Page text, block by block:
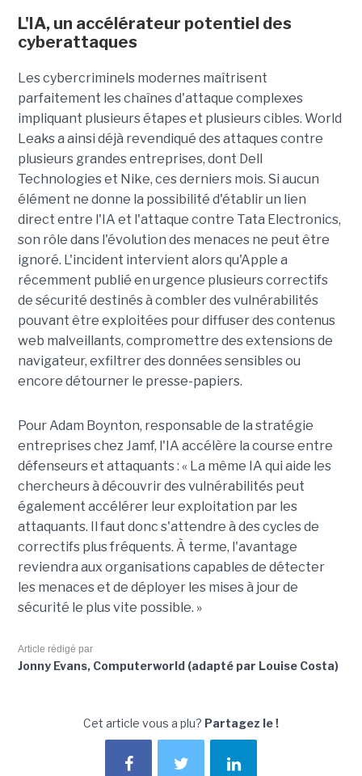
L'IA, un accélérateur potentiel des
cyberattaques
Les cybercriminels modernes maîtrisent
parfaitement les chaînes d'attaque complexes
impliquant plusieurs étapes et plusieurs cibles. World
Leaks a ainsi déjà revendiqué des attaques contre
plusieurs grandes entreprises, dont Dell
Technologies et Nike, ces derniers mois. Si aucun
élément ne donne la possibilité d'établir un lien
direct entre l'IA et l'attaque contre Tata Electronics,
son rôle dans l'évolution des menaces ne peut être
ignoré. L'incident intervient alors qu'Apple a
récemment publié en urgence plusieurs correctifs
de sécurité destinés à combler des vulnérabilités
pouvant être exploitées pour diffuser des contenus
web malveillants, compromettre des extensions de
navigateur, exfiltrer des données sensibles ou
encore détourner le presse-papiers.
PourAdam Boynton, responsable de la stratégie
entreprises chezJamf, l'IA accélère la course entre
défenseurs et attaquants : « La même IA qui aide les
chercheurs à découvrir des vulnérabilités peut
également accélérer leur exploitation par les
attaquants. Il faut donc s'attendre à des cycles de
correctifs plus fréquents. À terme, l'avantage
reviendra aux organisations capables de détecter
les menaces et de déployer les mises à jour de
sécurité le plus vite possible. »
Article rédigé par
Jonny Evans, Computerworld (adapté par Louise Costa)
Cet article vous a plu? Partagez le !